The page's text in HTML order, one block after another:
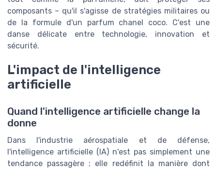
composants – qu'il s'agisse de stratégies militaires ou
de la formule d'un parfum chanel coco. C'est une
danse délicate entre technologie, innovation et
sécurité.
L'impact de l'intelligence
artificielle
Quand l'intelligence artificielle change la
donne
Dans l'industrie aérospatiale et de défense,
l'intelligence artificielle (IA) n'est pas simplement une
tendance passagère ; elle redéfinit la manière dont